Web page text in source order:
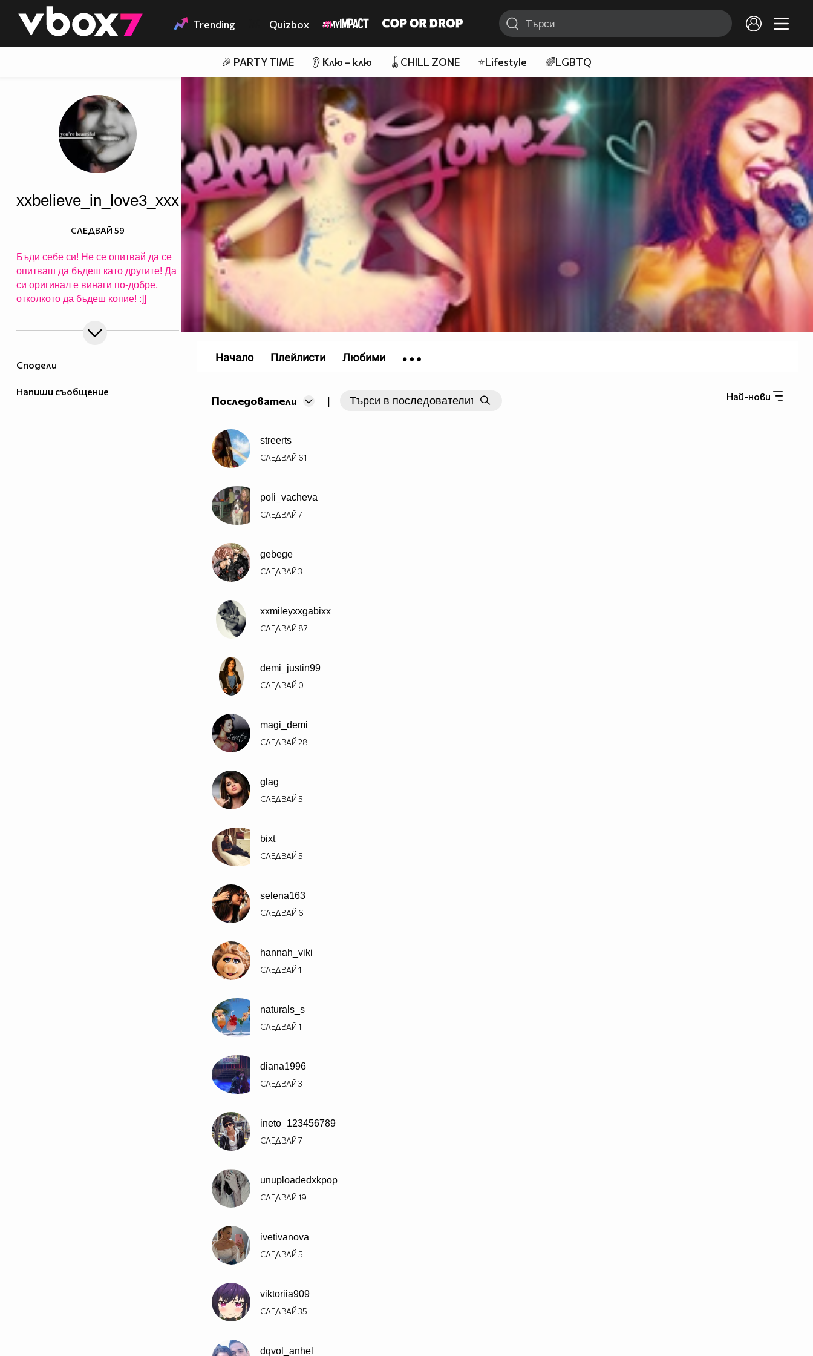
👾 Trending Quizbox
🎉 PARTY TIME 👂 Клю – клю 🪀CHILL ZONE ⭐Lifestyle 🌈LGBTQ
Сподели
Напиши съобщение
xxbelieve_in_love3_xxx
Бъди себе си! Не се опитвай да се
опитваш да бъдеш като другите! Да
си оригинал е винаги по-добре,
отколкото да бъдеш копие! :]]
СЛЕДВАЙ 59
Последователи | Най-нови
streerts
СЛЕДВАЙ 61
poli_vacheva
СЛЕДВАЙ7
gebege
СЛЕДВАЙ3
xxmileyxxgabixx
СЛЕДВАЙ 87
demi_justin99
СЛЕДВАЙ 0
magi_demi
СЛЕДВАЙ28
glag
СЛЕДВАЙ5
bixt
СЛЕДВАЙ5
selena163
СЛЕДВАЙ 6
hannah_viki
СЛЕДВАЙ1
naturals_s
СЛЕДВАЙ1
diana1996
СЛЕДВАЙ3
ineto_123456789
СЛЕДВАЙ7
unuploadedxkpop
СЛЕДВАЙ19
ivetivanova
СЛЕДВАЙ5
viktoriia909
СЛЕДВАЙ35
dqvol_anhel
Начало Плейлисти Любими